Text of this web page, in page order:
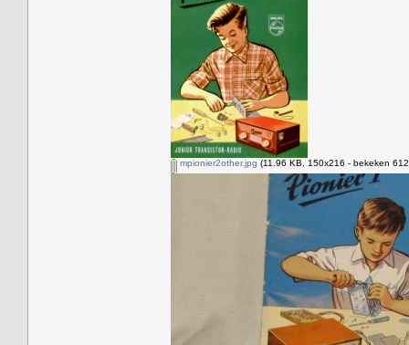
mpionier2other.jpg (11.96 KB, 150x216 - bekeken